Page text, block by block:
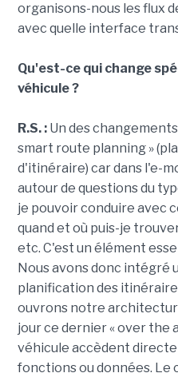
organisons-nous les flux
avec quelle interface
Qu'est-ce qui change
véhicule ?
R.S. :Un des
smart route planning »
d'itinéraire) car dans l'e-
autour de questions du
je pouvoir conduire avec
quand et où puis-je
etc. C'est un élément
Nous avons donc intégré
planification des
ouvrons notre
jour ce dernier « over the
véhicule accèdent
fonctions ou données. Le